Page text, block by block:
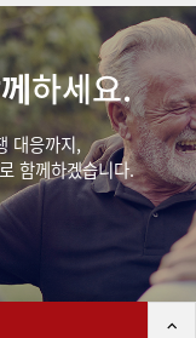
하세요.
대응까지,
함께하겠습니다.